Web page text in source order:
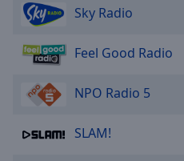
Sky Radio
Feel Good Radio
NPO Radio 5
SLAM!